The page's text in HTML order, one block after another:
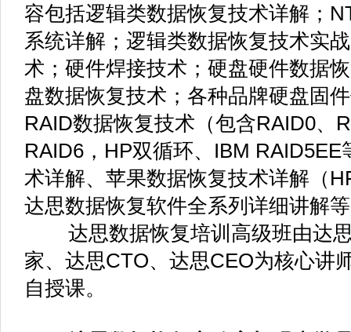
硬盘硬件数据恢复技术；
Flash数据恢复技术；
各品牌硬盘开盘数据恢复技术
各种品牌硬盘固件修复技术；
各种级别RAID数据恢复技术（
RAID5，RAID6，HP双循环、IBM
Linux数据恢复技术详解、
Unix数据恢复技术详解、
苹果数据恢复技术详解（HFS/
特殊文件系统讲解（ReiserFS、
UFS等）、